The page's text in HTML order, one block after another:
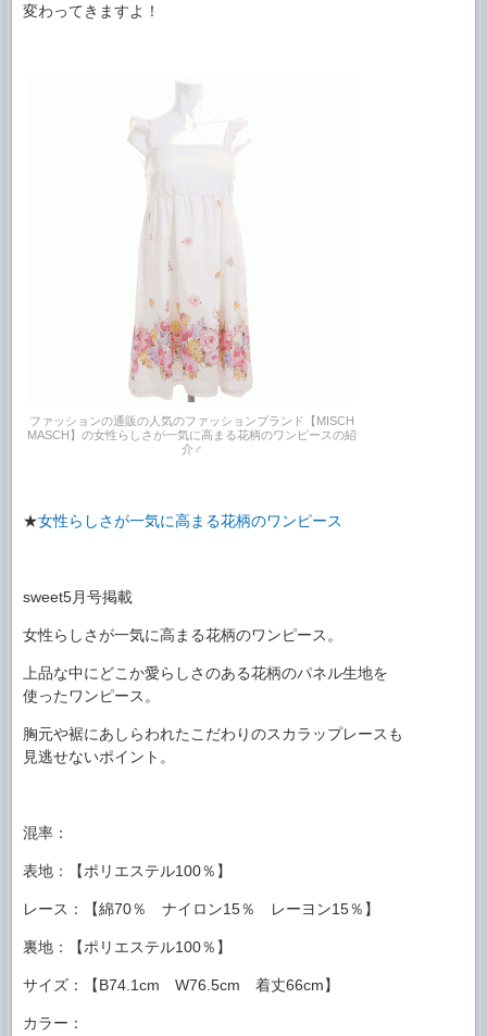
変わってきますよ！
ファッションの通販の人気のファッションブランド【MISCH
MASCH】の女性らしさが一気に高まる花柄のワンピースの紹
介♂
★女性らしさが一気に高まる花柄のワンピース
sweet5月号掲載
女性らしさが一気に高まる花柄のワンピース。
上品な中にどこか愛らしさのある花柄のパネル生地を
使ったワンピース。
胸元や裾にあしらわれたこだわりのスカラップレースも
見逃せないポイント。
混率：
表地：【ポリエステル100％】
レース：【綿70％ ナイロン15％ レーヨン15％】
裏地：【ポリエステル100％】
サイズ：【B74.1cm W76.5cm 着丈66cm】
カラー：